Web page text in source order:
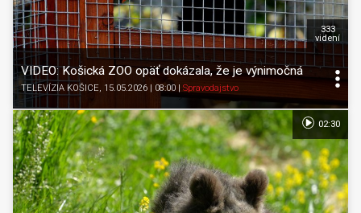
VIDEO: Košická ZOO opäť dokázala, že je výnimočná
TELEVÍZIA KOŠICE, 15.05.2026 | 08:00 Spravodajstvo
333
videní
02:30